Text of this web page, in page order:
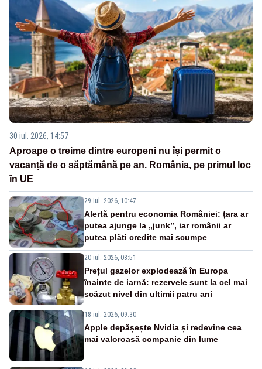
30 iul. 2026, 14:57
Aproape o treime dintre europeni nu își permit o
vacanță de o săptămână pe an. România, pe primul loc
în UE
29 iul. 2026, 10:47
Alertă pentru economia României: țara ar
putea ajunge la „junk”, iar românii ar
putea plăti credite mai scumpe
20 iul. 2026, 08:51
Prețul gazelor explodează în Europa
înainte de iarnă: rezervele sunt la cel mai
scăzut nivel din ultimii patru ani
18 iul. 2026, 09:30
Apple depășește Nvidia și redevine cea
mai valoroasă companie din lume